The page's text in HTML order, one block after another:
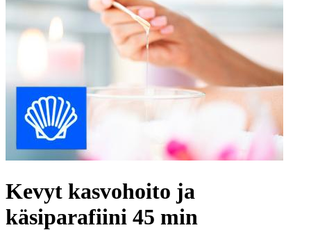
Kevyt kasvohoito ja
käsiparafiini 45 min